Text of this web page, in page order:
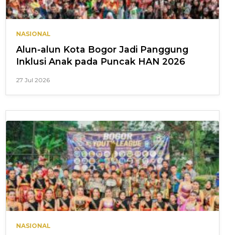
NASIONAL
Alun-alun Kota Bogor Jadi Panggung
Inklusi Anak pada Puncak HAN 2026
27 Jul 2026
NASIONAL